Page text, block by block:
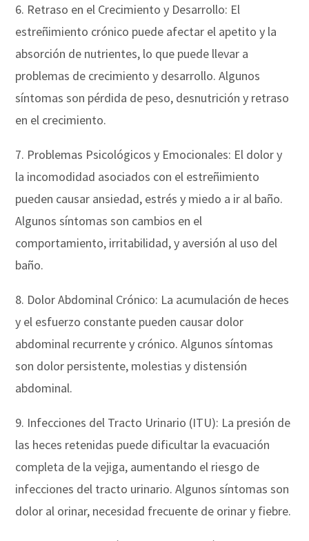
6. Retraso en el Crecimiento y Desarrollo: El
estreñimiento crónico puede afectar el apetito y la
absorción de nutrientes, lo que puede llevar a
problemas de crecimiento y desarrollo. Algunos
síntomas son pérdida de peso, desnutrición y retraso
en el crecimiento.
7. Problemas Psicológicos y Emocionales: El dolor y
la incomodidad asociados con el estreñimiento
pueden causar ansiedad, estrés y miedo a ir al baño.
Algunos síntomas son cambios en el
comportamiento, irritabilidad, y aversión al uso del
baño.
8. Dolor Abdominal Crónico: La acumulación de heces
y el esfuerzo constante pueden causar dolor
abdominal recurrente y crónico. Algunos síntomas
son dolor persistente, molestias y distensión
abdominal.
9. Infecciones del Tracto Urinario (ITU): La presión de
las heces retenidas puede dificultar la evacuación
completa de la vejiga, aumentando el riesgo de
infecciones del tracto urinario. Algunos síntomas son
dolor al orinar, necesidad frecuente de orinar y fiebre.